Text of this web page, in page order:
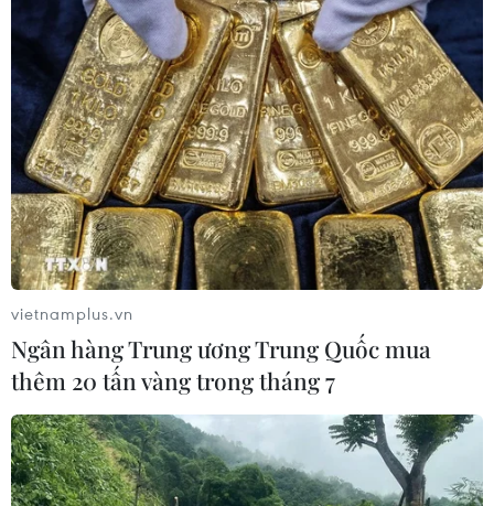
vietnamplus.vn
Ngân hàng Trung ương Trung Quốc mua
thêm 20 tấn vàng trong tháng 7